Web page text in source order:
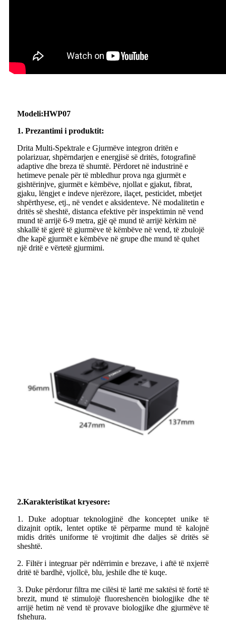
Modeli:HWP07
1. Prezantimi i produktit:
Drita Multi-Spektrale e Gjurmëve integron dritën e
polarizuar, shpërndarjen e energjisë së dritës, fotografinë
adaptive dhe breza të shumtë. Përdoret në industrinë e
hetimeve penale për të mbledhur prova nga gjurmët e
gishtërinjve, gjurmët e këmbëve, njollat ​​e gjakut, fibrat,
gjaku, lëngjet e indeve njerëzore, ilaçet, pesticidet, mbetjet
shpërthyese, etj., në vendet e aksidenteve. Në modalitetin e
dritës së sheshtë, distanca efektive për inspektimin në vend
mund të arrijë 6-9 metra, gjë që mund të arrijë kërkim në
shkallë të gjerë të gjurmëve të këmbëve në vend, të zbulojë
dhe kapë gjurmët e këmbëve në grupe dhe mund të quhet
një dritë e vërtetë gjurmimi.
2.Karakteristikat kryesore:
1. Duke adoptuar teknologjinë dhe konceptet unike të
dizajnit optik, lentet optike të përparme mund të kalojnë
midis dritës uniforme të vrojtimit dhe daljes së dritës së
sheshtë.
2. Filtër i integruar për ndërrimin e brezave, i aftë të nxjerrë
dritë të bardhë, vjollcë, blu, jeshile dhe të kuqe.
3. Duke përdorur filtra me cilësi të lartë me saktësi të fortë të
brezit, mund të stimulojë fluoreshencën biologjike dhe të
arrijë hetim në vend të provave biologjike dhe gjurmëve të
fshehura.